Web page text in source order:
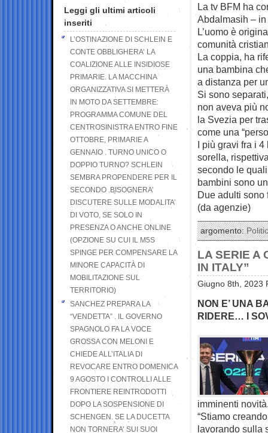
La tv BFM ha
Abdalmasih –
L’uomo è
comunità
La coppia, ha
una bambina
a distanza per
Si sono
non aveva più
la Svezia per
come una
I più gravi fra i
sorella,
secondo le
bambini sono
Due adulti sono
(da agenzie)
argomento:
LA SERIE A
IN ITALY”
Giugno 8th, 2023
NON E’ UNA
RIDERE… I
imminenti
“Stiamo
lavorando sulla
Leggi gli ultimi articoli
inseriti
L’OSTINAZIONE DI SCHLEIN E
CONTE OBBLIGHERA’ LA
COALIZIONE ALLE INSIDIOSE
PRIMARIE. LA MACCHINA
ORGANIZZATIVA SI METTERÀ
IN MOTO DA SETTEMBRE:
PROGRAMMA COMUNE DEL
CENTROSINISTRA ENTRO FINE
OTTOBRE, PRIMARIE A
GENNAIO . TURNO UNICO O
DOPPIO TURNO? SCHLEIN
SEMBRA PROPENDERE PER IL
SECONDO .BISOGNERA’
DISCUTERE SULLE MODALITA’
DI VOTO, SE SOLO IN
PRESENZA O ANCHE ONLINE
(OPZIONE SU CUI IL M5S
SPINGE PER COMPENSARE LA
MINORE CAPACITÀ DI
MOBILITAZIONE SUL
TERRITORIO)
SANCHEZ PREPARA LA
“VENDETTA” . IL GOVERNO
SPAGNOLO FA LA VOCE
GROSSA CON MELONI E
CHIEDE ALL’ITALIA DI
REVOCARE ENTRO DOMENICA
9 AGOSTO I CONTROLLI ALLE
FRONTIERE REINTRODOTTI
DOPO LA SOSPENSIONE DI
SCHENGEN. SE LA DUCETTA
NON TORNERA’ SUI SUOI